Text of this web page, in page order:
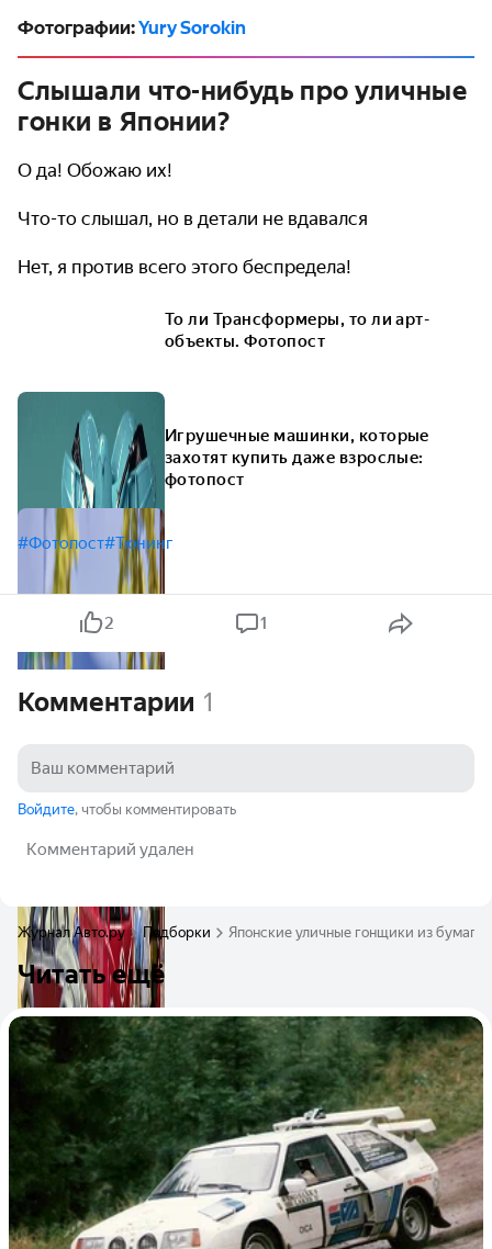
Фотографии:Yury Sorokin
Слышали что-нибудь про уличные
гонки в Японии?
О да! Обожаю их!
Что-то слышал, но в детали не вдавался
Нет, я против всего этого беспредела!
То ли Трансформеры, то ли арт-
объекты. Фотопост
Игрушечные машинки, которые
захотят купить даже взрослые:
фотопост
#Фотопост#Тюнинг
2 1
Комментарии 1
Войдите, чтобы комментировать
Комментарий удален
Журнал Авто.ру Подборки Японские уличные гонщики из бумаги.
Читать ещё